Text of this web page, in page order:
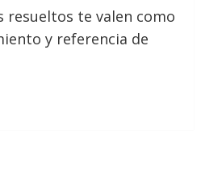
resueltos te valen como
y referencia de